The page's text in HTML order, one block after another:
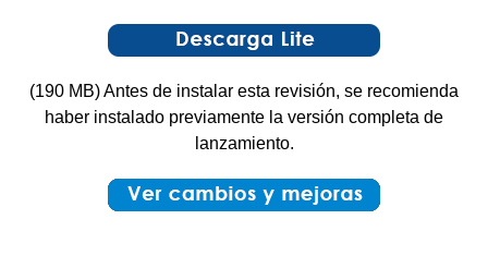
(190 MB) Antes de instalar esta revisión, se recomienda
haber instalado previamente la versión completa de
lanzamiento.